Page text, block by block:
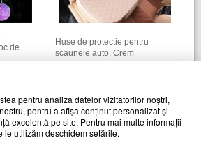
de
69 lei
Huse de protectie pentru
scaunele auto, Crem
15491 99 lei
pentru analiza datelor vizitatorilor noștri,
pentru a afișa conținut personalizat și
excelentă pe site. Pentru mai multe informații
le utilizăm deschidem setările.